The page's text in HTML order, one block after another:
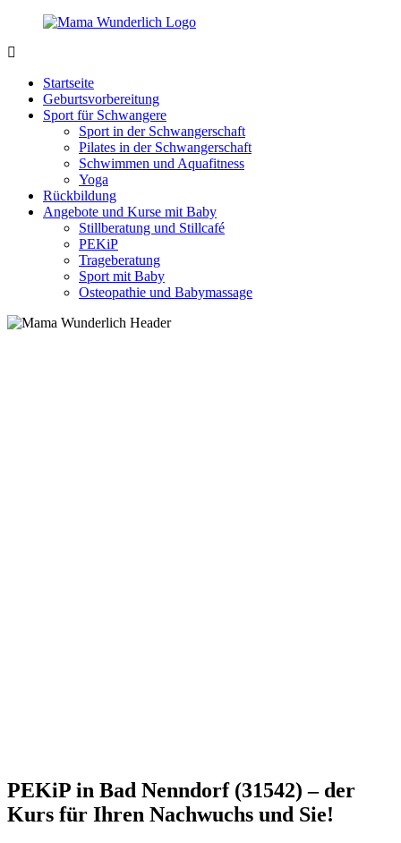
Zurück
Inhalt
sein
wunderbar!
Startseite
Geburtsvorbereitung
Sport für Schwangere
Sport in der Schwangerschaft
Pilates in der Schwangerschaft
Schwimmen und Aquafitness
Yoga
Rückbildung
Angebote und Kurse mit Baby
Stillberatung und Stillcafé
PEKiP
Trageberatung
Sport mit Baby
Osteopathie und Babymassage
PEKiP in Bad Nenndorf (31542) – der
Kurs für Ihren Nachwuchs und Sie!